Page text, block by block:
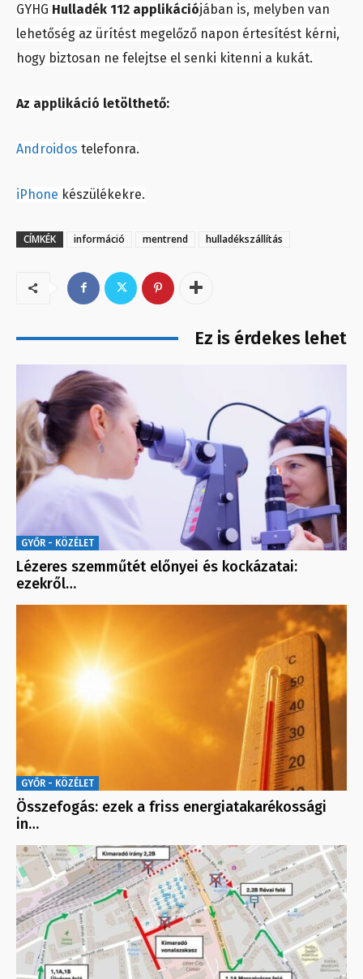
GYHG Hulladék 112 applikációjában is, melyben van
lehetőség az ürítést megelőző napon értesítést kérni,
hogy biztosan ne felejtse el senki kitenni a kukát.
Az applikáció letölthető:
Androidos telefonra.
iPhone készülékekre.
CÍMKÉK információ mentrend hulladékszállítás
Ez is érdekes lehet
GYŐR - KÖZÉLET
Lézeres szemműtét előnyei és kockázatai:
ezekről…
GYŐR - KÖZÉLET
Összefogás: ezek a friss energiatakarékossági
in…